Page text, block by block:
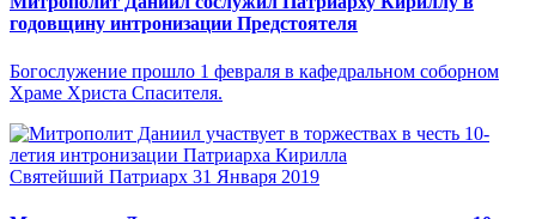
годовщину интронизации Предстоятеля
Богослужение прошло 1 февраля в кафедральном соборном
Храме Христа Спасителя.
Святейший Патриарх 31 Января 2019